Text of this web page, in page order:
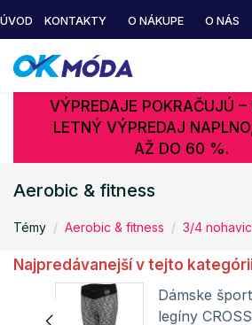
ÚVOD KONTAKTY O NÁKUPE O NÁS
VÝPREDAJE POKRAČUJÚ –
LETNÝ VÝPREDAJ
AŽ DO 60 %.
Aerobic & fitness
Témy Aerobic & fitness 3/4
Najpredávanejší v tejto
Dámske
legíny